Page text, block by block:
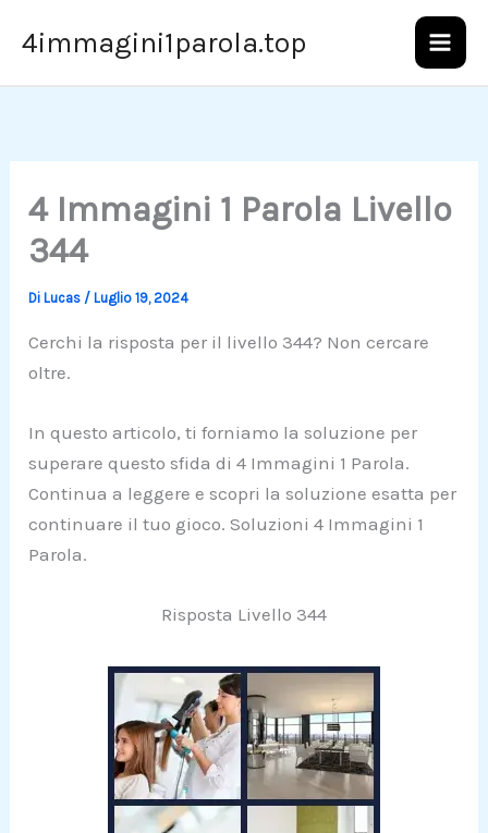
4immagini1parola.top
4 Immagini 1 Parola Livello
344
DiLucas /Luglio 19, 2024
Cerchi la risposta per il livello 344? Non cercare
oltre.
In questo articolo, ti forniamo la soluzione per
superare questo sfida di 4 Immagini 1 Parola.
Continua a leggere e scopri la soluzione esatta per
continuare il tuo gioco. Soluzioni 4 Immagini 1
Parola.
Risposta Livello 344